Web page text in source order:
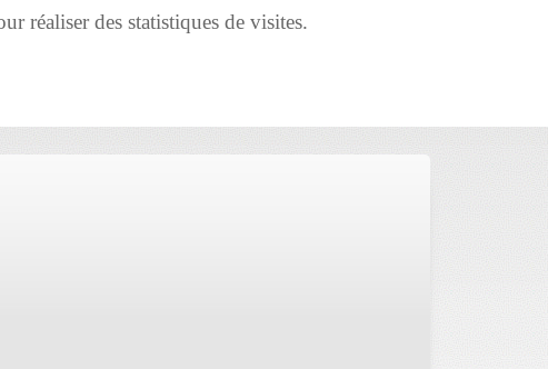
réaliser des statistiques de visites.